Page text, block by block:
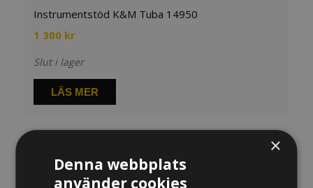
Instrumentstöd K&M Tuba 14950
1 300 kr
Slut i lager
LÄS MER
×
Denna webbplats
använder cookies